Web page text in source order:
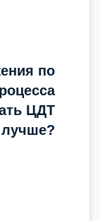
по
ЦДТ
лучше?